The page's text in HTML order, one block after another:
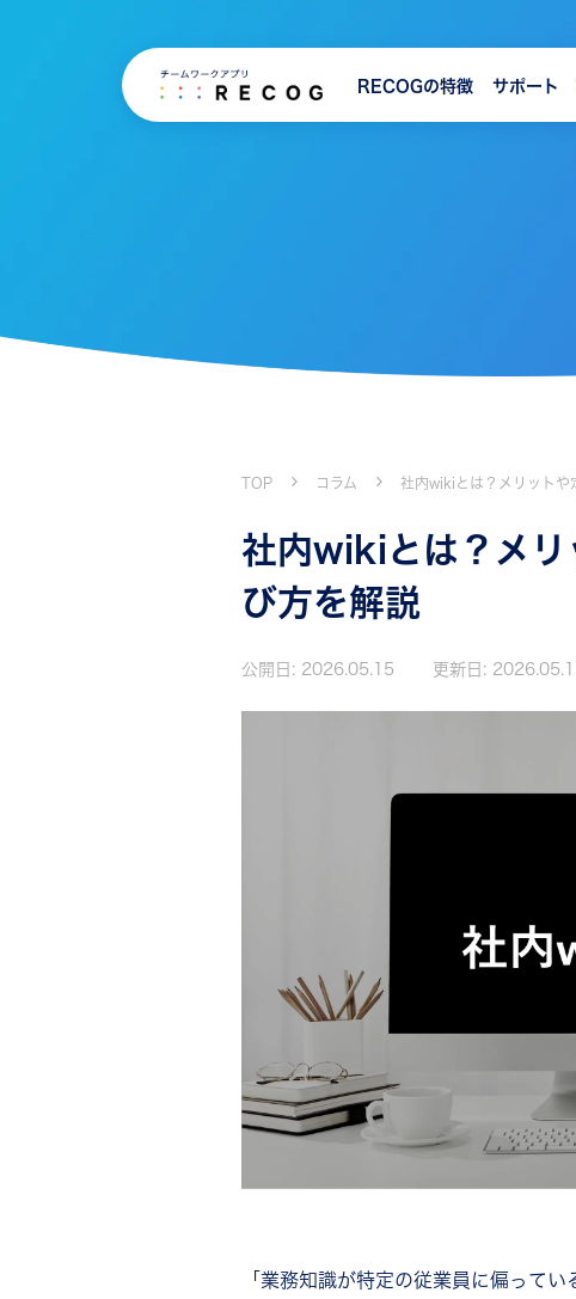
RECOGの特徴 サポート
TOP コラム 社内wikiとは？メリットや
社内wikiとは？メリ
び方を解説
公開日: 2026.05.15 更新日:
「業務知識が特定の従業員に偏って